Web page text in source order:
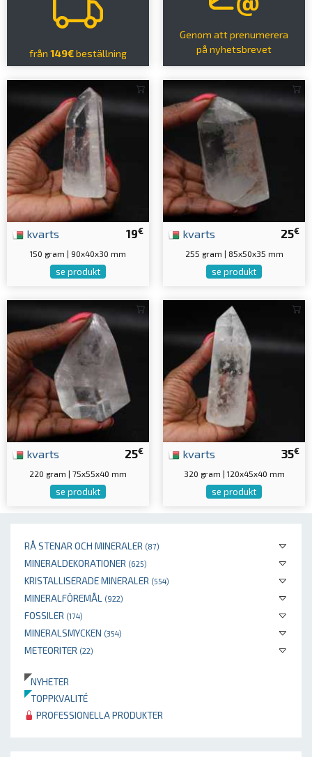
RÅ STENAR OCH MINERALER (87)
MINERALDEKORATIONER (625)
KRISTALLISERADE MINERALER (554)
MINERALFÖREMÅL (922)
FOSSILER (174)
MINERALSMYCKEN (354)
METEORITER (22)
NYHETER
TOPPKVALITÉ
PROFESSIONELLA PRODUKTER
från 149€beställning
Genom att prenumerera
på nyhetsbrevet
19€
kvarts
150 gram | 90x40x30 mm
se produkt
25€
kvarts
255 gram | 85x50x35 mm
se produkt
25€
kvarts
220 gram | 75x55x40 mm
se produkt
35€
kvarts
320 gram | 120x45x40 mm
se produkt